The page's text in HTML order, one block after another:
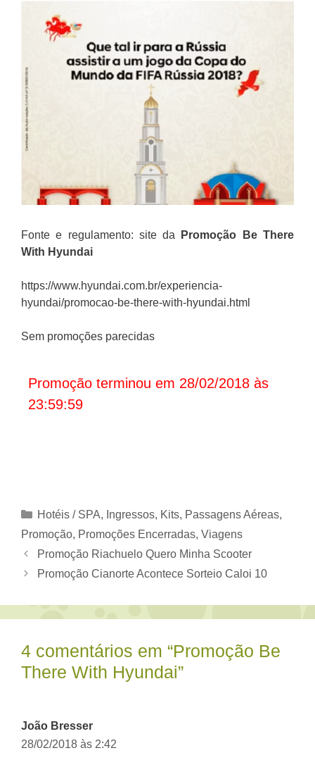
Fonte e regulamento: site da Promoção
Be There
With Hyundai
https://www.hyundai.com.br/experiencia-
hyundai/promocao-be-there-with-hyundai.html
Sem promoções parecidas
Promoção terminou em 28/02/2018 às
23:59:59
Categorias
Hotéis / SPA, Ingressos, Kits, Passagens Aéreas,
Promoção, Promoções Encerradas, Viagens
Promoção Riachuelo Quero Minha Scooter
Promoção Cianorte Acontece Sorteio Caloi 10
4 comentários em “Promoção Be
There With Hyundai”
João Bresser
28/02/2018 às 2:42